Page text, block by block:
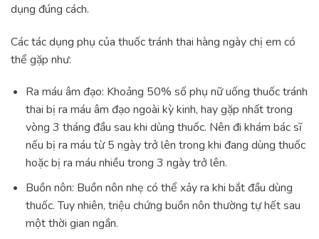
dụng đúng cách.
Các tác dụng phụ của thuốc tránh thai hàng ngày chị em có
thể gặp như:
Ra máu âm đạo: Khoảng 50% số phụ nữ uống thuốc tránh
thai bị ra máu âm đạo ngoài kỳ kinh, hay gặp nhất trong
vòng 3 tháng đầu sau khi dùng thuốc. Nên đi khám bác sĩ
nếu bị ra máu từ 5 ngày trở lên trong khi đang dùng thuốc
hoặc bị ra máu nhiều trong 3 ngày trở lên.
Buồn nôn: Buồn nôn nhẹ có thể xảy ra khi bắt đầu dùng
thuốc. Tuy nhiên, triệu chứng buồn nôn thường tự hết sau
một thời gian ngắn.